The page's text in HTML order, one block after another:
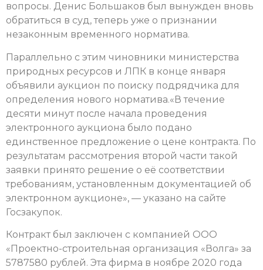
вопросы. Денис Большаков был вынужден вновь
обратиться в суд, теперь уже о признании
незаконным временного норматива.
Параллельно с этим чиновники министерства
природных ресурсов и ЛПК в конце января
объявили аукцион по поиску подрядчика для
определения нового норматива.«В течение
десяти минут после начала проведения
электронного аукциона было подано
единственное предложение о цене контракта. По
результатам рассмотрения второй части такой
заявки принято решение о её соответствии
требованиям, установленным документацией об
электронном аукционе», — указано на сайте
Госзакупок.
Контракт был заключен с компанией ООО
«Проектно-строительная организация «Волга» за
5787580 рублей. Эта фирма в ноябре 2020 года